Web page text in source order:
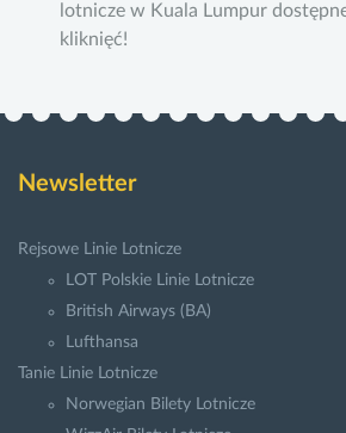
lotnicze w Kuala Lumpur
kliknięć!
Newsletter
Rejsowe Linie Lotnicze
LOT Polskie Linie Lotnicze
British Airways (BA)
Lufthansa
Tanie Linie Lotnicze
Norwegian Bilety Lotnicze